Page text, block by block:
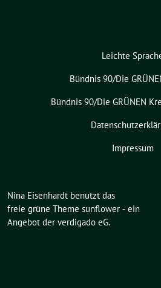
Leichte
Bündnis 90/Die
Bündnis 90/Die GRÜNEN
Impressum
Nina Eisenhardt benutzt das
freie grüne Theme sunflower ‐ ein
Angebot der verdigado eG.